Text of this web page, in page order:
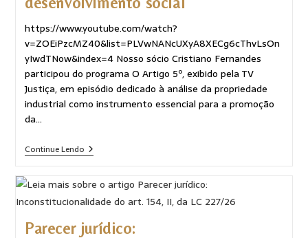
https://www.youtube.com/watch?
v=ZOEiPzcMZ40&list=PLVwNANcUXyA8XECg6cThvLsOn
yIwdTNow&index=4 Nosso sócio Cristiano Fernandes
participou do programa O Artigo 5º, exibido pela TV
Justiça, em episódio dedicado à análise da propriedade
industrial como instrumento essencial para a promoção
da…
Continue Lendo
Parecer jurídico: